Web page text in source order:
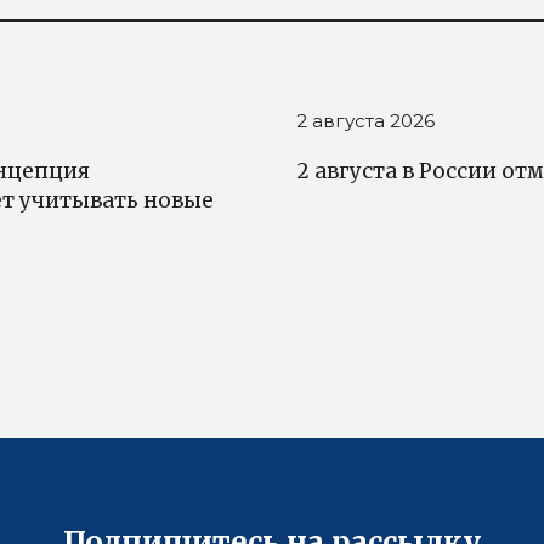
учитывать новые
2 августа 2026
2 августа в России